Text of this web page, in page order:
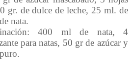
gr. de dulce de leche, 25 ml. de
nata.
400 ml de nata, 4
para natas, 50 gr de azúcar y